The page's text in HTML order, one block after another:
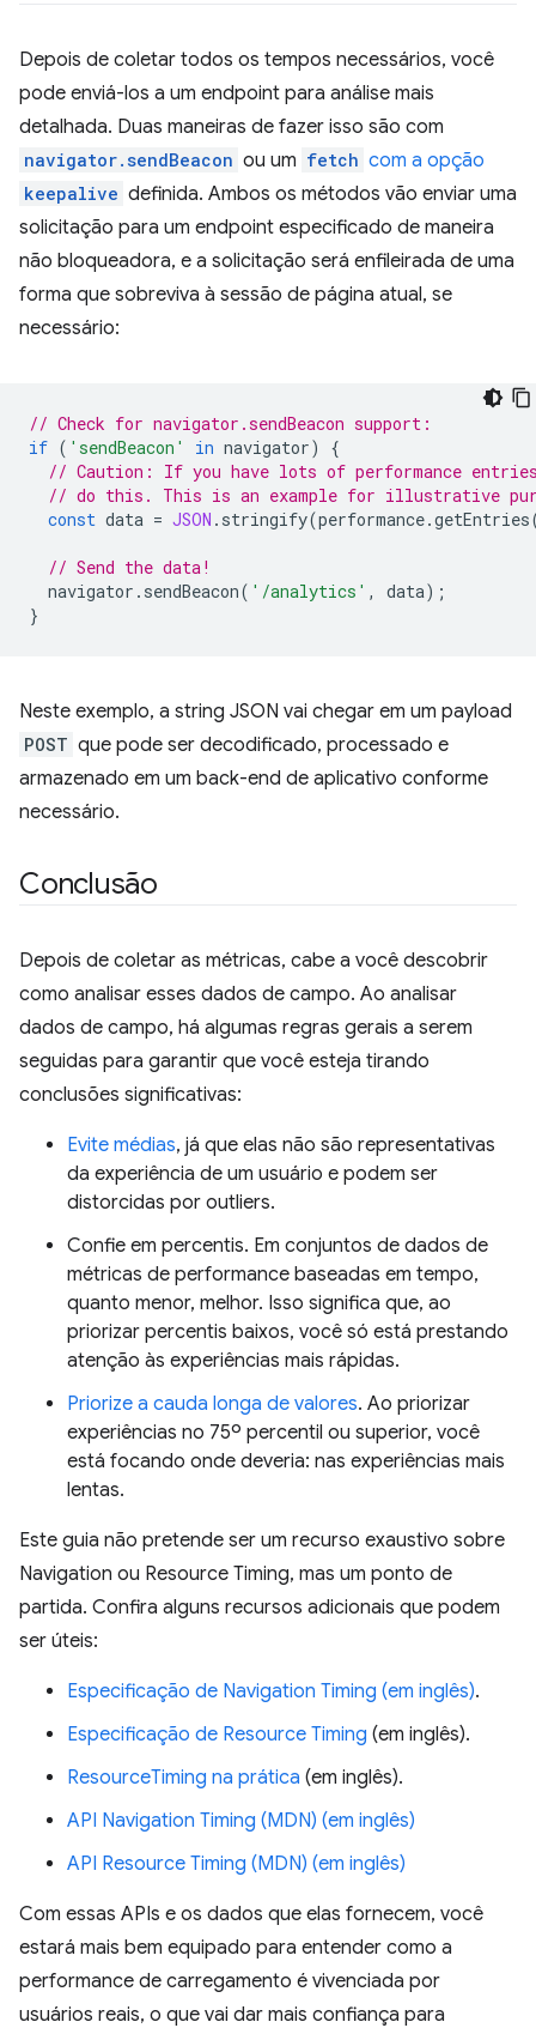
Depois de coletar todos os tempos necessários, você
pode enviá-los a um endpoint para análise mais
detalhada. Duas maneiras de fazer isso são com
navigator.sendBeacon ou um fetch com a opção
keepalive definida. Ambos os métodos vão enviar uma
solicitação para um endpoint especificado de maneira
não bloqueadora, e a solicitação será enfileirada de uma
forma que sobreviva à sessão de página atual, se
necessário:
// Check for navigator.sendBeacon support:
if ( 'sendBeacon' in navigator)
{
// Caution: If you have lots of performance
// do this. This is an example for illustrative
const data = JSON . stringify(performance.getEntries
// Send the data!
navigator . sendBeacon( '/analytics' , data);
}
Neste exemplo, a string JSON vai chegar em um payload
POST que pode ser decodificado, processado e
armazenado em um back-end de aplicativo conforme
necessário.
Conclusão
Depois de coletar as métricas, cabe a você descobrir
como analisar esses dados de campo. Ao analisar
dados de campo, há algumas regras gerais a serem
seguidas para garantir que você esteja tirando
conclusões significativas:
Evite médias, já que elas não são representativas
da experiência de um usuário e podem ser
distorcidas por outliers.
Confie em percentis. Em conjuntos de dados de
métricas de performance baseadas em tempo,
quanto menor, melhor. Isso significa que, ao
priorizar percentis baixos, você só está prestando
atenção às experiências mais rápidas.
Priorize a cauda longa de valores. Ao priorizar
experiências no 75º percentil ou superior, você
está focando onde deveria: nas experiências mais
lentas.
Este guia não pretende ser um recurso exaustivo sobre
Navigation ou Resource Timing, mas um ponto de
partida. Confira alguns recursos adicionais que podem
ser úteis:
Especificação de Navigation Timing (em inglês).
Especificação de Resource Timing (em inglês).
ResourceTiming na prática (em inglês).
API Navigation Timing (MDN) (em inglês)
API Resource Timing (MDN) (em inglês)
Com essas APIs e os dados que elas fornecem, você
estará mais bem equipado para entender como a
performance de carregamento é vivenciada por
usuários reais, o que vai dar mais confiança para